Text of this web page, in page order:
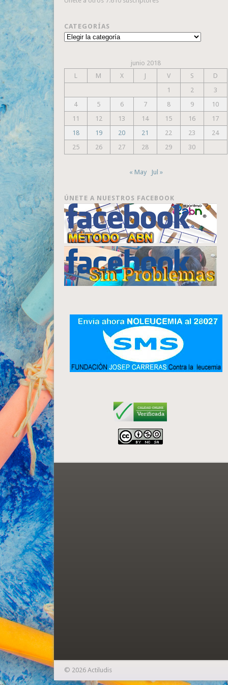
CATEGORÍAS
Categorías
junio 2018
L
M X J V S
D
1
2
3
4
5 6 7 8 9
10
11
12 13 14 15 16
17
18
19 20 21 22 23
24
25
26 27 28 29 30
« May Jul »
ÚNETE A NUESTROS FACEBOOK
© 2026 Actiludis